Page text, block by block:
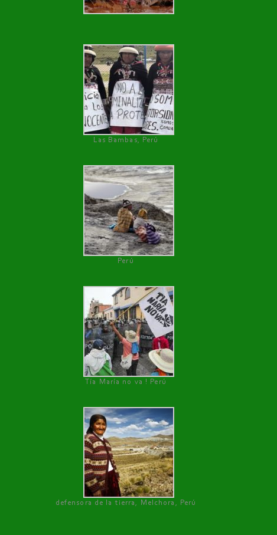
Las Bambas, Perú
Perú
Tía María no va ! Perú
defensora de la tierra, Melchora, Perú